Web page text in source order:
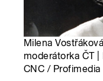
Milena
moderátorka ČT
CNC / Profimedia